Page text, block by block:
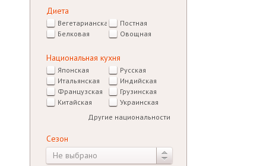
Диета
Вегетарианская
Постная
Белковая
Овощная
Национальная кухня
Японская
Русская
Итальянская
Индийская
Французская
Грузинская
Китайская
Украинская
Другие национальности
Сезон
Не выбрано